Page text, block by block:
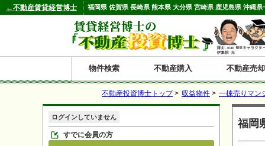
福岡県 佐賀県 長崎県 熊本県 大分県 宮崎県 鹿児島県 沖縄
物件検索
北
東 青森
秋田
岩手
宮城
山形
福島
関 東京
埼玉
神奈川
千葉
茨城
栃木
群馬
信 新潟
富山
石川
福井
長野
山梨
東 静岡
愛知
岐阜
三重
関 大阪
兵庫
京都
滋賀
奈良
和歌山
中 鳥取
岡山
島根
広島
山口
香川
徳島
愛媛
高知
九 福岡
佐賀
長崎
熊本
大分
宮崎
鹿児島
沖縄
不動産購入 不動産売却
←不動産賃貸経営博士
不動産投資博士トップ> 収益物件 > 一棟売りマン
福岡
ログインしていません
すでに会員の方